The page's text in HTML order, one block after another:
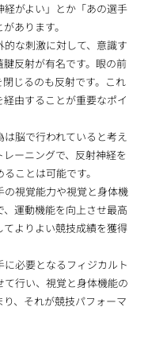
がよい」とか「あの選手
あります。
的な刺激に対して、意識す
反射が有名です。眼の前
じるのも反射です。これ
由することが重要なポイ
脳で行われていると考え
ーニングで、反射神経を
ことは可能です。
視覚能力や視覚と身体機
運動機能を向上させ最高
よりよい競技成績を獲得
必要となるフィジカルト
行い、視覚と身体機能の
、それが競技パフォーマ